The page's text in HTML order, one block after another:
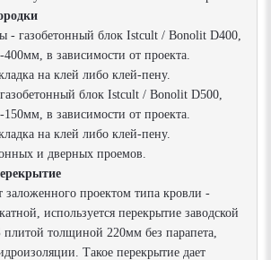
- газобетонный блок Istcult / Bonolit D400,
в зависимости от проекта.
на клей либо клей-пену.
блок Istcult / Bonolit D500,
в зависимости от проекта.
на клей либо клей-пену.
и дверных проемов.
заложенного проектом типа кровли -
используется перекрытие заводской
толщиной 220мм без парапета,
Такое перекрытие дает